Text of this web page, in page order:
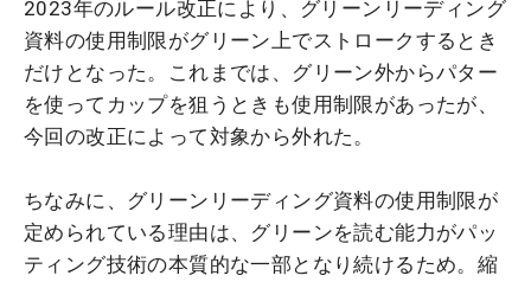
2023年のルール改正により、グリーンリーディング
資料の使用制限がグリーン上でストロークするとき
だけとなった。これまでは、グリーン外からパター
を使ってカップを狙うときも使用制限があったが、
今回の改正によって対象から外れた。
ちなみに、グリーンリーディング資料の使用制限が
定められている理由は、グリーンを読む能力がパッ
ティング技術の本質的な一部となり続けるため。縮